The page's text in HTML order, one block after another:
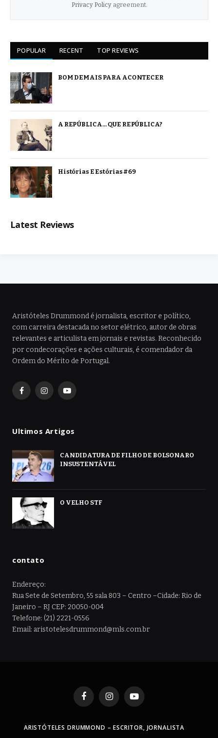
Privacy Policyagreement.
POPULAR RECENT TOP REVIEWS
BOM DEMAIS PARA ACONTECER
A REPÚBLICA… QUE REPÚBLICA?
Histórias E Estórias #69
Latest Reviews
Aristóteles Drummond é jornalista, escritor e político,
com carreira destacada no setor elétrico, autor de obras
relevantes e articulista em jornais e revistas. Reconhecido
por condecorações e ações culturais, é comendador da
Ordem do Mérito de Portugal.
FacebookInstagramYouTube
Ultimos Artigos
CANDIDATURA DE FILHO DE BOLSONARO
INSUSTENTÁVEL
O VELHO STF
contato
Endereço:
Rua Sete de Setembro, 55 sala 803 – Centro –Cidade: Rio de
Janeiro – RJ CEP: 20050-004
Telefone: (21) 2221-0556
Email: aristotelesdrummond@mls.com.br
FacebookInstagramYouTube
ARISTÓTELES DRUMMOND – ESCRITOR, JORNALISTA